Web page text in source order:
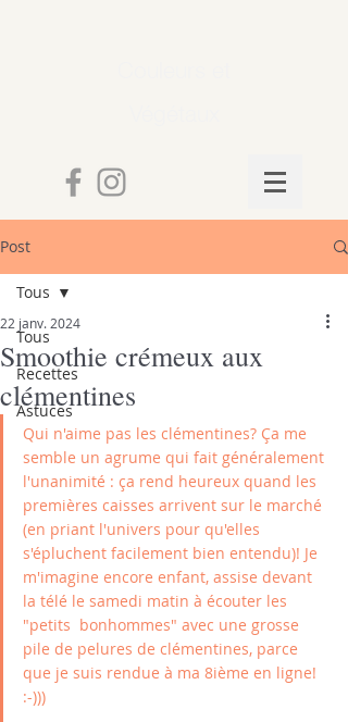
Post
Tous
Recettes
Astuces
Tous
Smoothie crémeux aux
clémentines
22 janv. 2024
Qui n'aime pas les clémentines? Ça me
semble un agrume qui fait généralement
l'unanimité : ça rend heureux quand les
premières caisses arrivent sur le marché
(en priant l'univers pour qu'elles
s'épluchent facilement bien entendu)! Je
m'imagine encore enfant, assise devant
la télé le samedi matin à écouter les
"petits  bonhommes" avec une grosse
pile de pelures de clémentines, parce
que je suis rendue à ma 8ième en ligne!
:-)))